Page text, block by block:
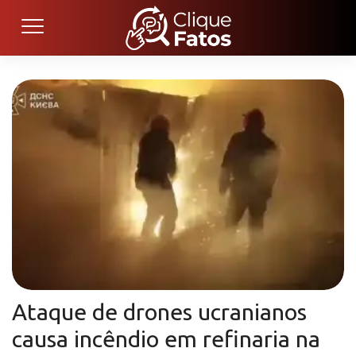
Ataque de drones ucranianos
causa incêndio em refinaria na